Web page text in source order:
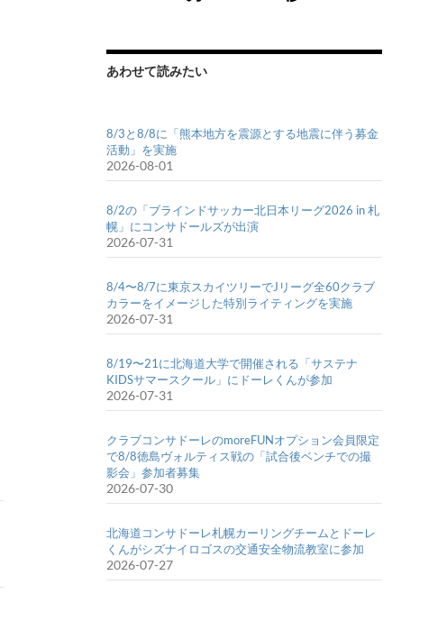
あわせて読みたい
8/3と8/8に「熊本地方を震源とする地震に伴う募金
活動」を実施
2026-08-01
8/2の「ブラインドサッカー北日本リーグ2026 in 札
幌」にコンサドールズが出演
2026-07-31
8/4〜8/7に東京スカイツリーでJリーグ全60クラブ
カラーをイメージした特別ライティングを実施
2026-07-31
8/19〜21に北海道大学で開催される「サステナ
KIDSサマースクール」にドーレくんが参加
2026-07-31
クラブコンサドーレのmoreFUNオプション会員限定
で8/8徳島ヴォルティス戦の「試合後ベンチでの撮
影会」参加者募集
2026-07-30
北海道コンサドーレ札幌カーリングチームとドーレ
くんがシズナイロゴスの交通安全物流教室に参加
2026-07-27